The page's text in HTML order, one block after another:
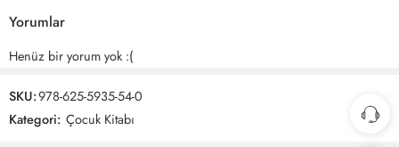
Yorumlar
Henüz bir yorum yok :(
SKU:978-625-5935-54-0
Kategori: Çocuk Kitabı